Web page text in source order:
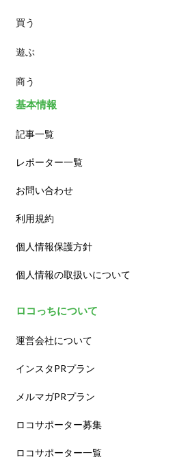
ランチ
カフェ
買う
遊ぶ
商う
基本情報
記事一覧
レポーター一覧
お問い合わせ
利用規約
個人情報保護方針
個人情報の取扱いについて
ロコっちについて
運営会社について
インスタPRプラン
メルマガPRプラン
ロコサポーター募集
ロコサポーター一覧